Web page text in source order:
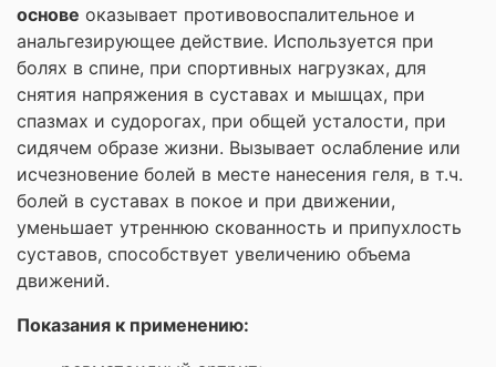
основе оказывает противовоспалительное и
анальгезирующее действие. Используется при
болях в спине, при спортивных нагрузках, для
снятия напряжения в суставах и мышцах, при
спазмах и судорогах, при общей усталости, при
сидячем образе жизни. Вызывает ослабление или
исчезновение болей в месте нанесения геля, в т.ч.
болей в суставах в покое и при движении,
уменьшает утреннюю скованность и припухлость
суставов, способствует увеличению объема
движений.
Показания к применению: